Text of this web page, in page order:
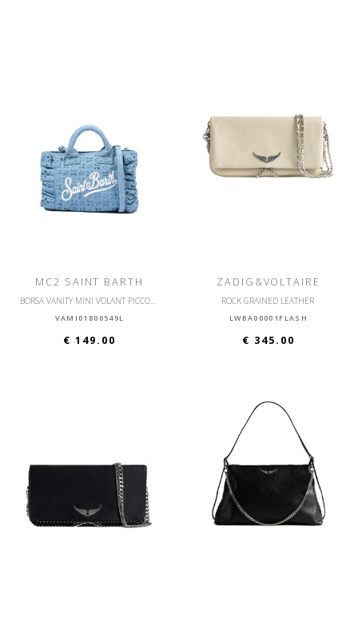
MC2 SAINT BARTH
VAMI01800549L
€ 149.00
ZADIG&VOLTAIRE
ROCK GRAINED LEATHER
LWBA00001FLASH
€ 345.00